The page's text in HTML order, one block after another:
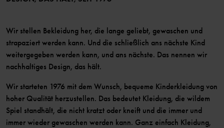
Wir stellen Bekleidung her, die lange geliebt, gewaschen und
strapaziert werden kann. Und die schließlich ans nächste Kind
weitergegeben werden kann, und ans nächste. Das nennen wir
nachhaltiges Design, das hält.
Wir starteten 1976 mit dem Wunsch, bequeme Kinderkleidung von
hoher Qualität herzustellen. Das bedeutet Kleidung, die wildem
Spiel standhält, die nicht kratzt oder kneift und die immer und
immer wieder gewaschen werden kann. Ganz einfach Kleidung,